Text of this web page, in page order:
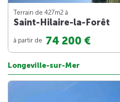
Terrain de 427m2 à
Saint-Hilaire-la-Forêt
à partir de 74 200 €
Longeville-sur-Mer